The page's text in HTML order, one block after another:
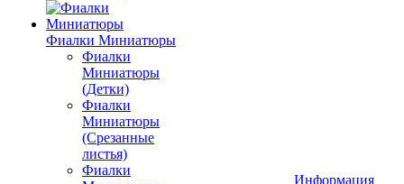
Фиалки Миниатюры
Фиалки
Миниатюры
(Детки)
Фиалки
Миниатюры
(Срезанные
листья)
Фиалки
Информация